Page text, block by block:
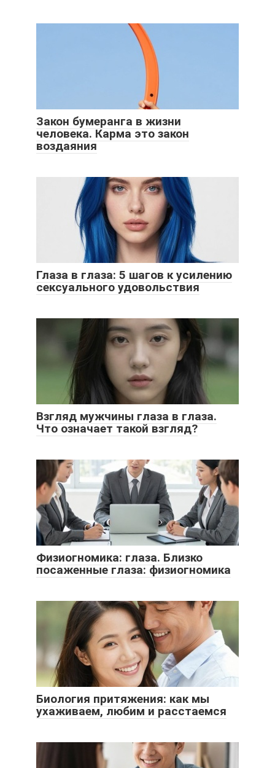
Закон бумеранга в жизни
человека. Карма это закон
воздаяния
Глаза в глаза: 5 шагов к усилению
сексуального удовольствия
Взгляд мужчины глаза в глаза.
Что означает такой взгляд?
Физиогномика: глаза. Близко
посаженные глаза: физиогномика
Биология притяжения: как мы
ухаживаем, любим и расстаемся